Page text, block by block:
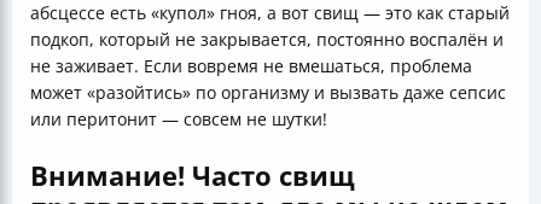
абсцессе есть «купол» гноя, а вот свищ — это как старый
подкоп, который не закрывается, постоянно воспалён и
не заживает. Если вовремя не вмешаться, проблема
может «разойтись» по организму и вызвать даже сепсис
или перитонит — совсем не шутки!
Внимание! Часто свищ